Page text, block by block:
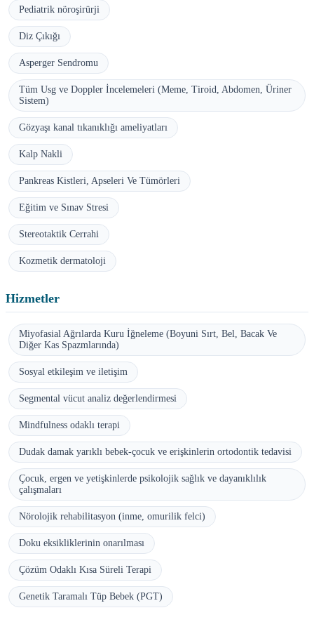
Pediatrik nöroşirürji
Diz Çıkığı
Asperger Sendromu
Tüm Usg ve Doppler İncelemeleri (Meme, Tiroid, Abdomen, Üriner
Sistem)
Gözyaşı kanal tıkanıklığı ameliyatları
Kalp Nakli
Pankreas Kistleri, Apseleri Ve Tümörleri
Eğitim ve Sınav Stresi
Stereotaktik Cerrahi
Kozmetik dermatoloji
Hizmetler
Miyofasial Ağrılarda Kuru İğneleme (Boyuni Sırt, Bel, Bacak Ve
Diğer Kas Spazmlarında)
Sosyal etkileşim ve iletişim
Segmental vücut analiz değerlendirmesi
Mindfulness odaklı terapi
Dudak damak yarıklı bebek-çocuk ve erişkinlerin ortodontik tedavisi
Çocuk, ergen ve yetişkinlerde psikolojik sağlık ve dayanıklılık
çalışmaları
Nörolojik rehabilitasyon (inme, omurilik felci)
Doku eksikliklerinin onarılması
Çözüm Odaklı Kısa Süreli Terapi
Genetik Taramalı Tüp Bebek (PGT)